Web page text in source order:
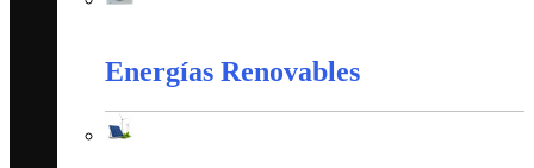
Energías Renovables